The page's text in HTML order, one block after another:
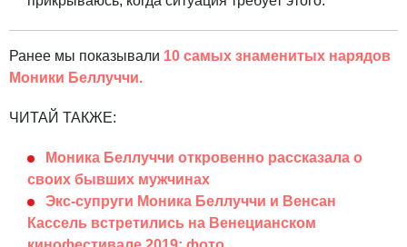
Ранее мы показывали 10 самых знаменитых нарядов
Моники Беллуччи.
ЧИТАЙ ТАКЖЕ:
Моника Беллуччи откровенно рассказала о
своих бывших мужчинах
Экс-супруги Моника Беллуччи и Венсан
Кассель встретились на Венецианском